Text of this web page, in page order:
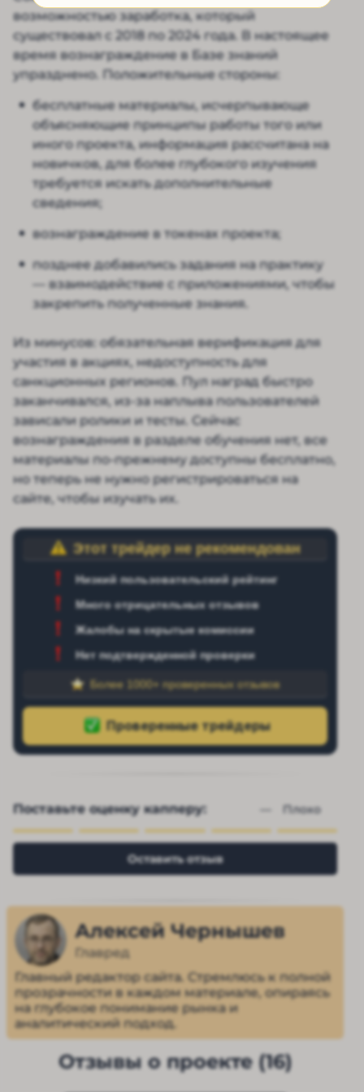
возможностью заработка, который
существовал с 2018 по 2024 года. В настоящее
время вознаграждение в Базе знаний
упразднено. Положительные стороны:
бесплатные материалы, исчерпывающе
объясняющие принципы работы того или
иного проекта, информация рассчитана на
новичков, для более глубокого изучения
требуется искать дополнительные
сведения;
вознаграждение в токенах проекта;
позднее добавились задания на практику
— взаимодействие с приложениями, чтобы
закрепить полученные знания.
Из минусов: обязательная верификация для
участия в акциях, недоступность для
санкционных регионов. Пул наград быстро
заканчивался, из-за наплыва пользователей
зависали ролики и тесты. Сейчас
вознаграждения в разделе обучения нет, все
материалы по-прежнему доступны бесплатно,
но теперь не нужно регистрироваться на
сайте, чтобы изучать их.
Этот трейдер не рекомендован
Низкий пользовательский рейтинг
Много отрицательных отзывов
Жалобы на скрытые комиссии
Нет подтвержденной проверки
Более 1000+ проверенных отзывов
Поставьте оценку капперу: — Плохо
Оставить отзыв
Алексей Чернышев
Главред
Главный редактор сайта. Стремлюсь к полной
прозрачности в каждом материале, опираясь
на глубокое понимание рынка и
аналитический подход.
Отзывы о проекте (16)